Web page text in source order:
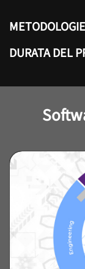
METODOLOGIE
DURATA DEL